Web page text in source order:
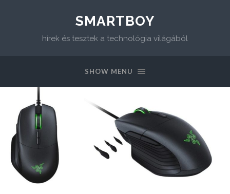
SMARTBOY
hírek és tesztek a technológia világából
SHOW MENU